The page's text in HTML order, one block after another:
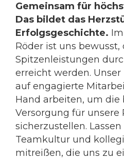
Gemeinsam für
Das bildet das
Erfolgsgeschichte.
Röder ist uns bewusst,
Spitzenleistungen
erreicht werden.
auf engagierte
Hand arbeiten, um die
Versorgung für unsere
sicherzustellen.
Teamkultur und
mitreißen, die uns zu